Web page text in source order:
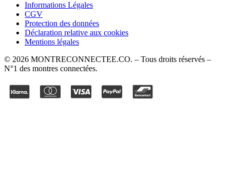
Informations Légales
CGV
Protection des données
Déclaration relative aux cookies
Mentions légales
© 2026 MONTRECONNECTEE.CO. – Tous droits réservés –
N°1 des montres connectées.